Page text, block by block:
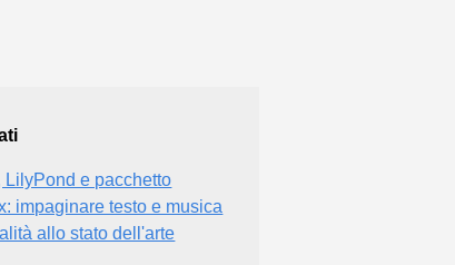
LilyPond e pacchetto
impaginare testo e musica
allo stato dell'arte